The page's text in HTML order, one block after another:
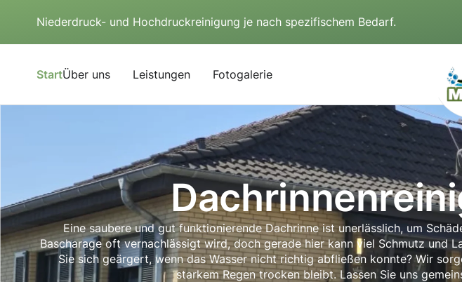
Niederdruck- und Hochdruckreinigung je nach spezifischem Bedarf.
StartÜber uns Leistungen Fotogalerie
Eine saubere und gut funktionierende Dachrinne ist unerlässlich, um
Bascharage oft vernachlässigt wird, doch gerade hier kann viel Schmutz und
Sie sich geärgert, wenn das Wasser nicht richtig abfließen konnte? Wir
starkem Regen trocken bleibt. Lassen Sie uns